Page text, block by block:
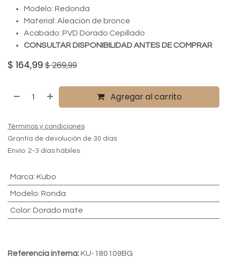
Modelo: Redonda
Material: Aleación de bronce
Acabado: PVD Dorado Cepillado
CONSULTAR DISPONIBILIDAD ANTES DE COMPRAR
$ 164,99 $269,99
Agregar al carrito
Términos y condiciones
Grantía de devolución de 30 días
Envío: 2-3 días hábiles
Marca: Kubo
Modelo: Ronda
Color: Dorado mate
Referencia interna:KU-180109BG